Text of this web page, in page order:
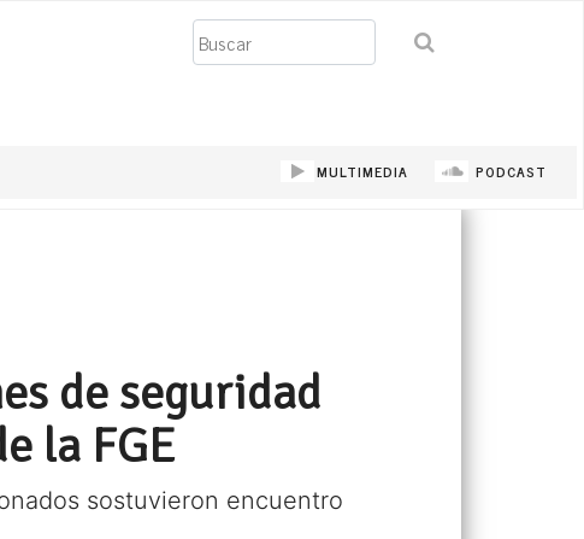
Buscar
MULTIMEDIA PODCAST
de seguridad
la FGE
sostuvieron encuentro